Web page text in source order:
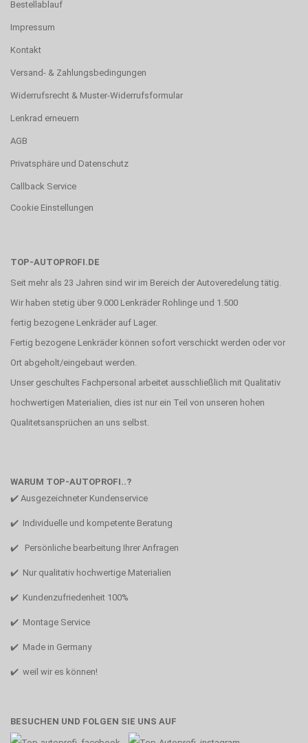
Bestellablauf
Impressum
Kontakt
Versand- & Zahlungsbedingungen
Widerrufsrecht & Muster-Widerrufsformular
Lenkrad erneuern
AGB
Privatsphäre und Datenschutz
Callback Service
Cookie Einstellungen
TOP-AUTOPROFI.DE
Seit mehr als 23 Jahren sind wir im Bereich der Autoveredelung tätig.
Wir haben stetig über 9.000 Lenkräder Rohlinge und 1.500
fertig bezogene Lenkräder auf Lager.
Fertig bezogene Lenkräder können sofort verschickt werden oder vor
Ort abgeholt/eingebaut werden.
Unser geschultes Fachpersonal arbeitet ausschließlich mit Qualitativ
hochwertigen Materialien, dies ist nur ein Teil von unseren hohen
Qualitetsansprüchen an uns selbst.
WARUM TOP-AUTOPROFI..?
✔️ Ausgezeichneter Kundenservice
✔️ Individuelle und kompetente Beratung
✔️ Persönliche bearbeitung Ihrer Anfragen
✔️ Nur qualitativ hochwertige Materialien
✔️ Kundenzufriedenheit 100%
✔️ Montage Service
✔️ Made in Germany
✔️ weil wir es können!
BESUCHEN UND FOLGEN SIE UNS AUF